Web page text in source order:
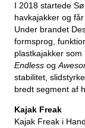
I 2018 startede
havkajakker og
Under brandet
formsprog,
plastkajakker som
Endless og
stabilitet,
bredt segment af
Kajak Freak
Kajak Freak i